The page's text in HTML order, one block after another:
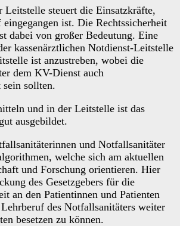
Leitstelle steuert die Einsatzkräfte,
ist. Die Rechtssicherheit
dabei von großer Bedeutung. Eine
kassenärztlichen Notdienst-Leitstelle
ist anzustreben, wobei die
dem KV-Dienst auch
sein sollten.
und in der Leitstelle ist das
ausgebildet.
und Notfallsanitäter
welche sich am aktuellen
und Forschung orientieren. Hier
des Gesetzgebers für die
an den Patientinnen und Patienten
des Notfallsanitäters weiter
besetzen zu können.